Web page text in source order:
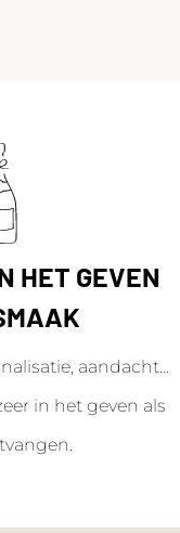
HET GEVEN
aandacht...
in het geven als